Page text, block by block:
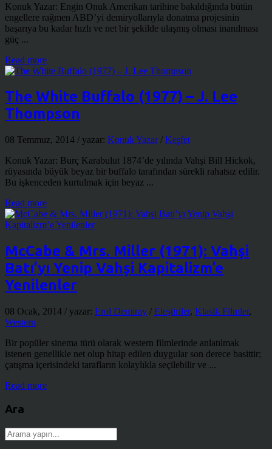
Konuk Yazar: Engin Onuk Amerikan tarihine bakıldığında bütün
engellere rağmen ABD’yi demiryollarıyla donatma projesinin
başarıya bu kadar hızlı ve net bir şekilde ulaşmış olması inanılması
güç ...
Read more
The White Buffalo (1977) – J. Lee
Thompson
08 Temmuz, 2014 / yazar: Konuk Yazar/ Keşfet
Konuk Yazar: Burç Karabulut 1874’de yılında Vahşi Bill Hickok,
rüyasında büyük beyaz bir buffalo tarafından sürekli rahatsız edilir.
Bu işkenceden kurtulmak için beyaz ...
Read more
McCabe & Mrs. Miller (1971): Vahşi
Batı’yı Yenip Vahşi Kapitalizm’e
Yenilenler
08 Ocak, 2014 / yazar: Erol Demiray / Eleştiriler, Klasik Filmler,
Western
Bir popüler sinema türü olarak western filmlerinde anlatılmak
istenen genellikle net olup hitap edilen duygular son derece basittir;
çatışma içerisindeki tarafların kolaylıkla seçilebilir ve ...
Read more
Ara